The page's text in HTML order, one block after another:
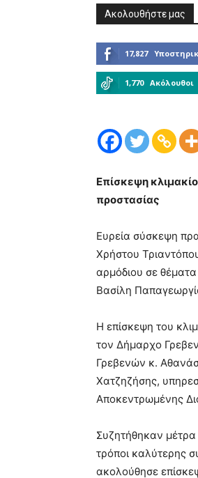
Ακολουθήστε μας
17,827
1,770 Ακόλουθοι
Επίσκεψη
προστασίας
Ευρεία σύσκεψη
Χρήστου
αρμόδιου σε θέματα
Βασίλη
Η επίσκεψη του
τον Δήμαρχο
Γρεβενών κ.
Χατζηζήσης,
Αποκεντρωμένης
Συζητήθηκαν
τρόποι καλύτερης
ακολούθησε